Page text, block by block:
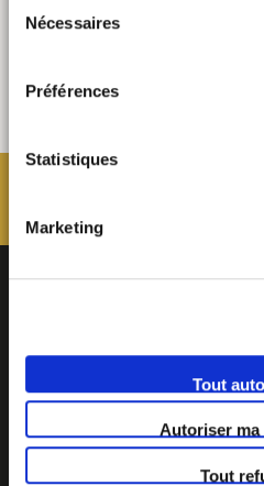
cliquant sur « tout autoriser »
cookies (sauf cookies
paramétrer vos choix en
autoriser ma sélection ».
consentement à tout moment
relative aux cookies sous
Nécessaires
Préférences
Statistiques
Marketing
Tout
Autoriser
Tout
BECOME MOB